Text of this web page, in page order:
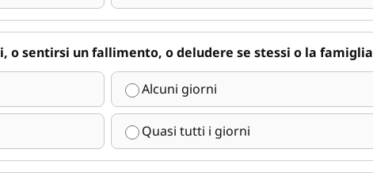
o sentirsi un fallimento, o deludere se stessi o la famiglia
Alcuni giorni
Quasi tutti i giorni